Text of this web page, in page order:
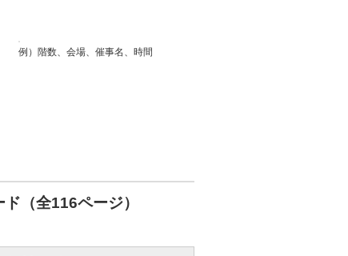
例）階数、会場、催事名、時間
（全116ページ）